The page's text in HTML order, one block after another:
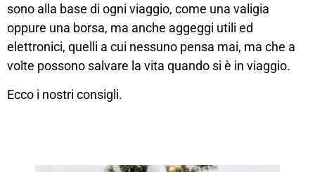
sono alla base di ogni viaggio, come una valigia
oppure una borsa, ma anche aggeggi utili ed
elettronici, quelli a cui nessuno pensa mai, ma che a
volte possono salvare la vita quando si è in viaggio.
Ecco i nostri consigli.